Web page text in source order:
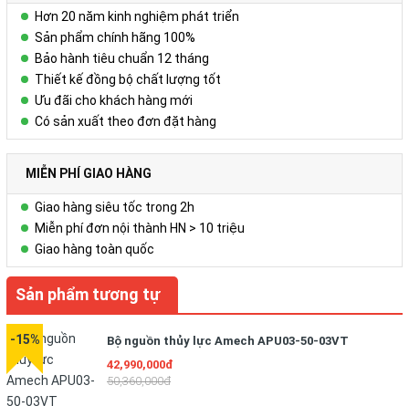
Hơn 20 năm kinh nghiệm phát triển
Sản phẩm chính hãng 100%
Bảo hành tiêu chuẩn 12 tháng
Thiết kế đồng bộ chất lượng tốt
Ưu đãi cho khách hàng mới
Có sản xuất theo đơn đặt hàng
MIỄN PHÍ GIAO HÀNG
Giao hàng siêu tốc trong 2h
Miễn phí đơn nội thành HN > 10 triệu
Giao hàng toàn quốc
Sản phẩm tương tự
-15%
Bộ nguồn thủy lực Amech APU03-50-03VT
42,990,000đ
50,360,000đ